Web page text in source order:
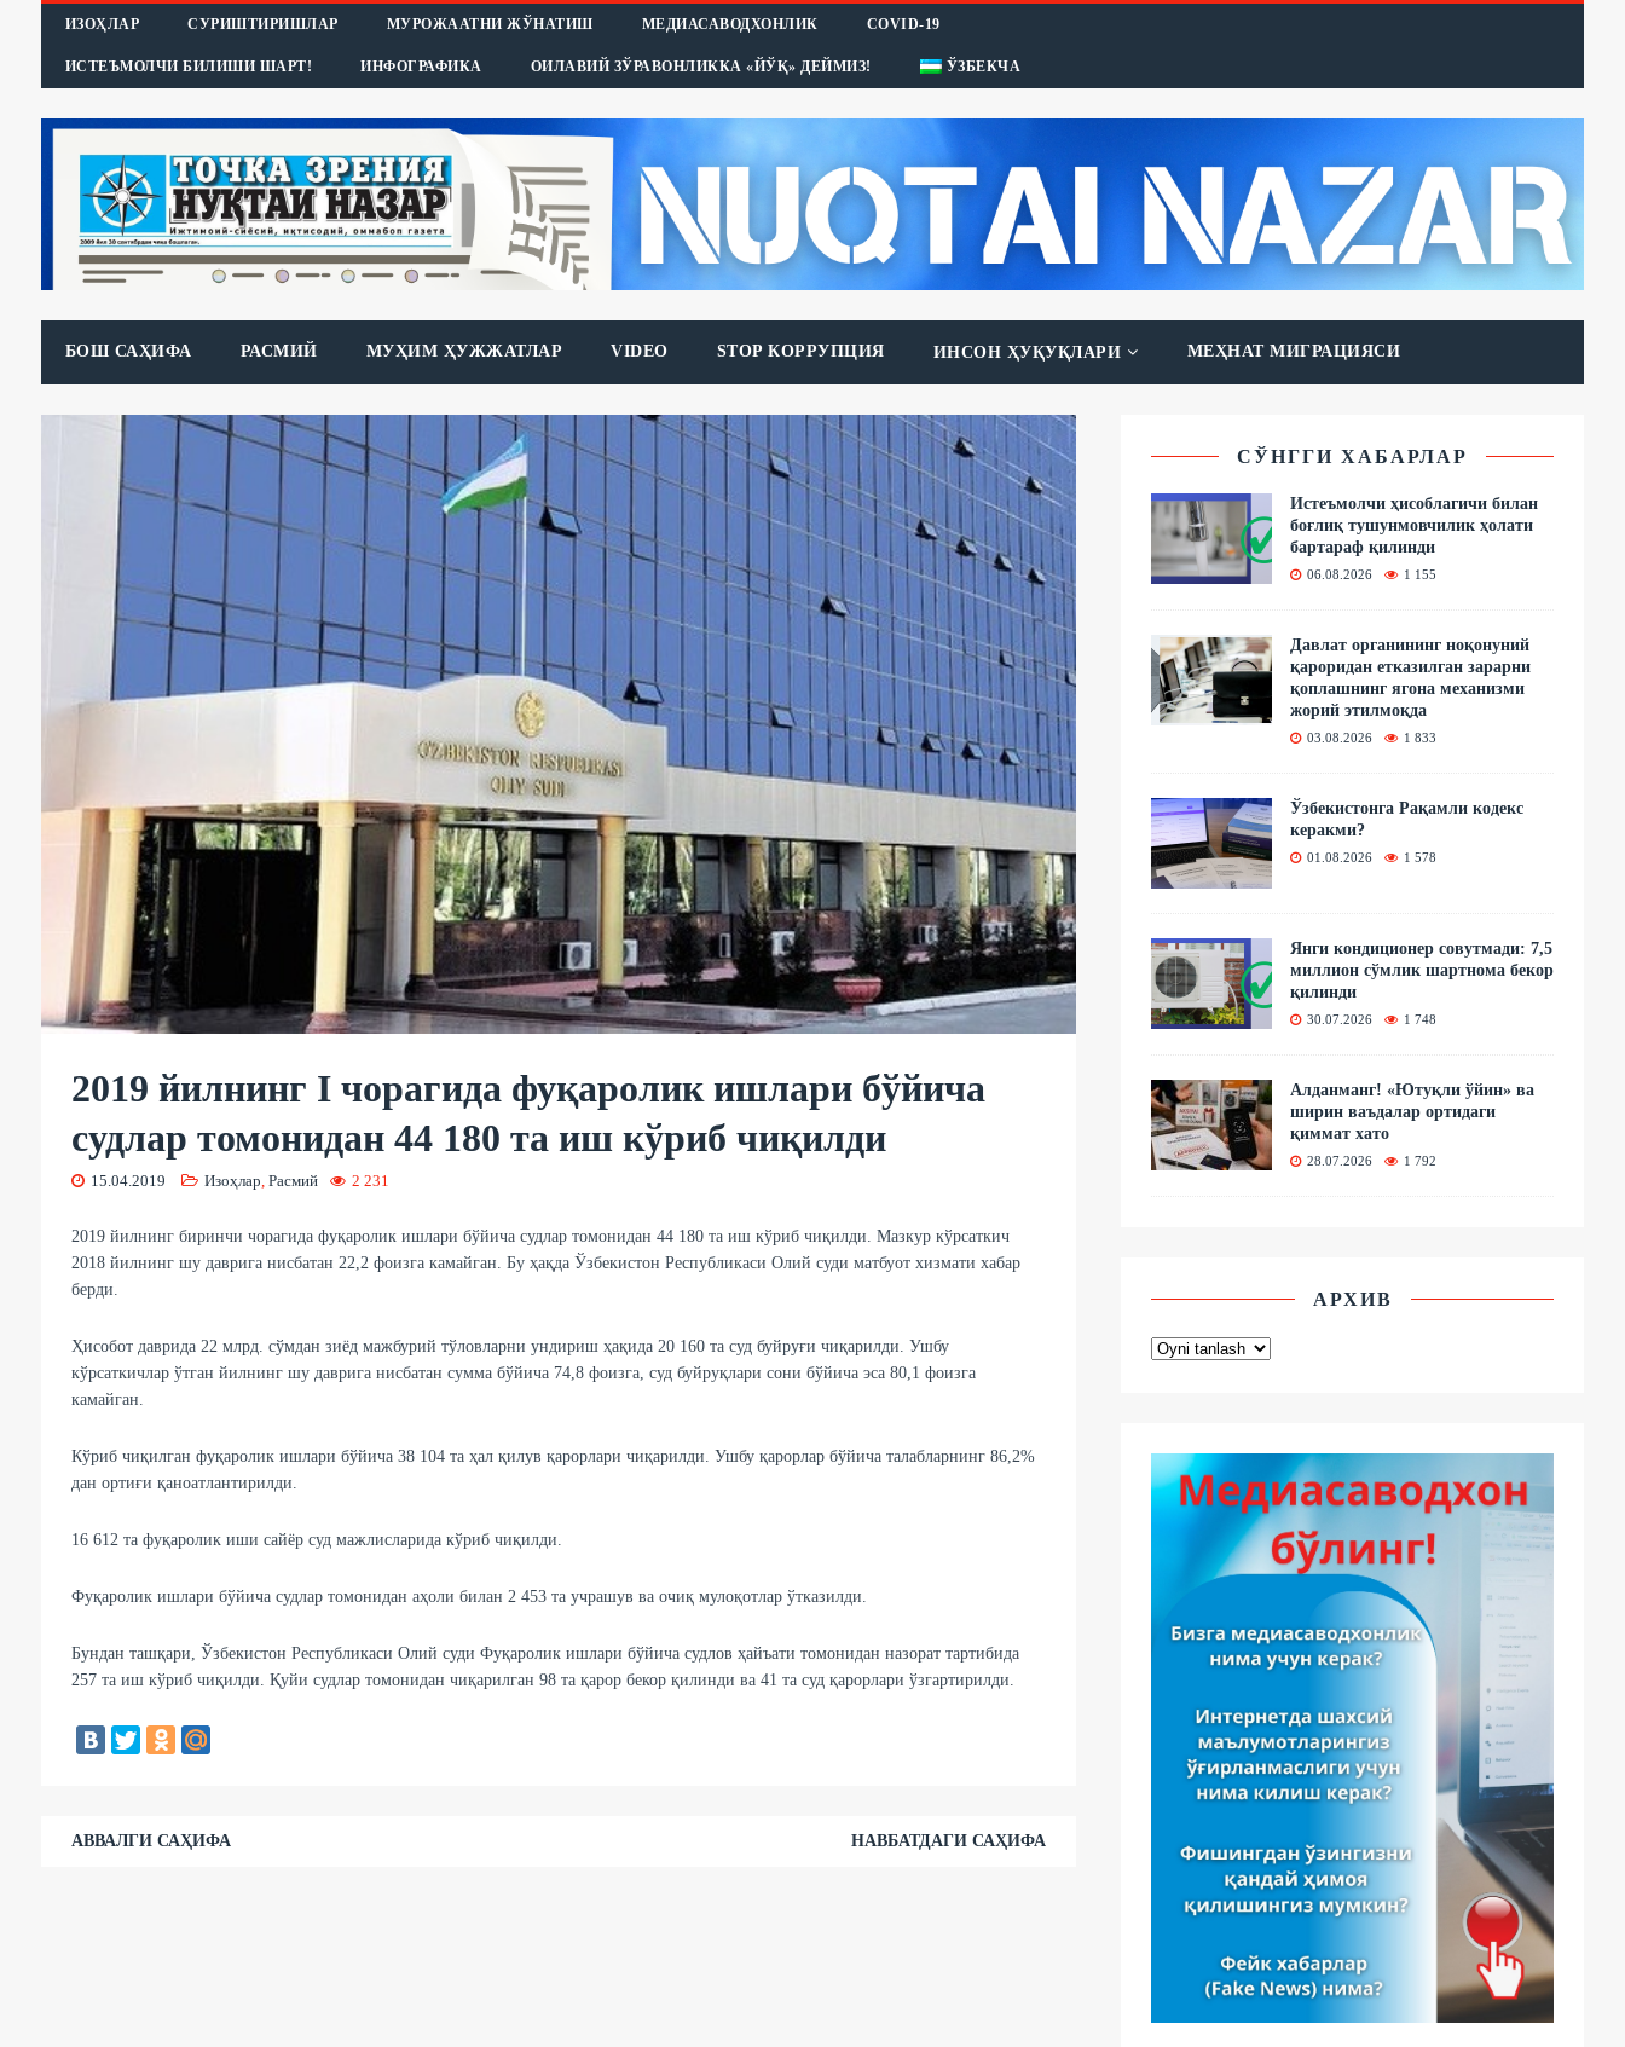
ИЗОҲЛАР СУРИШТИРИШЛАР МУРОЖААТНИ ЖЎНАТИШ МЕДИАСАВОДХОНЛИК COVID-19
ИСТЕЪМОЛЧИ БИЛИШИ ШАРТ! ИНФОГРАФИКА ОИЛАВИЙ ЗЎРАВОНЛИККА «ЙЎҚ» ДЕЙМИЗ! ЎЗБЕКЧА
БОШ САҲИФА РАСМИЙ МУҲИМ ҲУЖЖАТЛАР VIDEO STOP КОРРУПЦИЯ ИНСОН ҲУҚУҚЛАРИ МЕҲНАТ МИГРАЦИЯСИ
2019 йилнинг I чорагида фуқаролик ишлари бўйича
судлар томонидан 44 180 та иш кўриб чиқилди
15.04.2019 Изоҳлар Расмий 2 231
2019 йилнинг биринчи чорагида фуқаролик ишлари бўйича судлар томонидан 44 180 та иш кўриб чиқилди. Мазкур кўрсаткич
2018 йилнинг шу даврига нисбатан 22,2 фоизга камайган. Бу ҳақда Ўзбекистон Республикаси Олий суди матбуот хизмати хабар
берди.
Ҳисобот даврида 22 млрд. сўмдан зиёд мажбурий тўловларни ундириш ҳақида 20 160 та суд буйруғи чиқарилди. Ушбу
кўрсаткичлар ўтган йилнинг шу даврига нисбатан сумма бўйича 74,8 фоизга, суд буйруқлари сони бўйича эса 80,1 фоизга
камайган.
Кўриб чиқилган фуқаролик ишлари бўйича 38 104 та ҳал қилув қарорлари чиқарилди. Ушбу қарорлар бўйича талабларнинг 86,2%
дан ортиғи қаноатлантирилди.
16 612 та фуқаролик иши сайёр суд мажлисларида кўриб чиқилди.
Фуқаролик ишлари бўйича судлар томонидан аҳоли билан 2 453 та учрашув ва очиқ мулоқотлар ўтказилди.
Бундан ташқари, Ўзбекистон Республикаси Олий суди Фуқаролик ишлари бўйича судлов ҳайъати томонидан назорат тартибида
257 та иш кўриб чиқилди. Қуйи судлар томонидан чиқарилган 98 та қарор бекор қилинди ва 41 та суд қарорлари ўзгартирилди.
АВВАЛГИ САҲИФА НАВБАТДАГИ САҲИФА
СЎНГГИ ХАБАРЛАР
Истеъмолчи ҳисоблагичи билан
боғлиқ тушунмовчилик ҳолати
бартараф қилинди
06.08.2026 1 155
Давлат органининг ноқонуний
қароридан етказилган зарарни
қоплашнинг ягона механизми
жорий этилмоқда
03.08.2026 1 833
Ўзбекистонга Рақамли кодекс
керакми?
01.08.2026 1 578
Янги кондиционер совутмади: 7,5
миллион сўмлик шартнома бекор
қилинди
30.07.2026 1 748
Алданманг! «Ютуқли ўйин» ва
ширин ваъдалар ортидаги
қиммат хато
28.07.2026 1 792
АРХИВ